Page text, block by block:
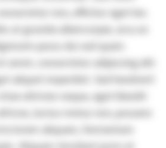
non, efficitur eget leo.
at gravida ullamcorper, arcu ex
purus dui sed quam.
amet, consectetur adipiscing elit.
aliquet imperdiet. Sed hendrerit
ultricies neque, eget blandit
luctus metus non, posuere
lorem aliquam, fermentum